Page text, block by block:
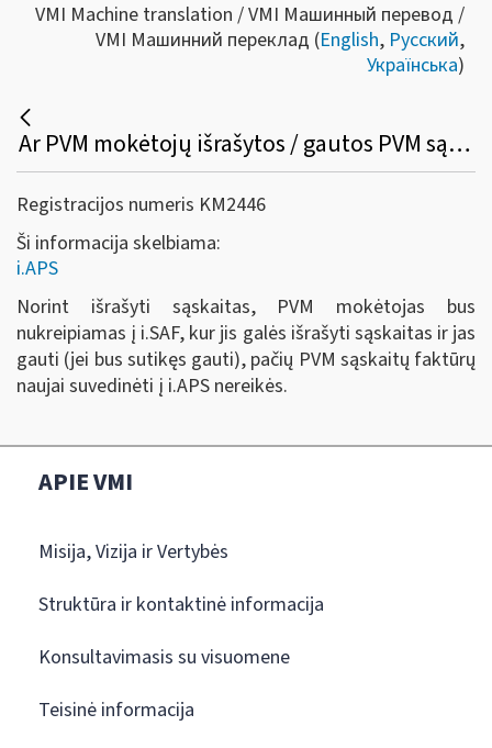
VMI Machine translation / VMI Машинный перевод /
VMI Машинний переклад (English, Русский,
Українська)
Ar PVM mokėtojų išrašytos / gautos PVM sąskaitos faktūros iš i.SAF bus perkeltos į i.APS, ar reikės dar kartą iš naujo patiems suvesti į i.APS?
Registracijos numeris KM2446
Ši informacija skelbiama:
i.APS
Norint išrašyti sąskaitas, PVM mokėtojas bus
nukreipiamas į i.SAF, kur jis galės išrašyti sąskaitas ir jas
gauti (jei bus sutikęs gauti), pačių PVM sąskaitų faktūrų
naujai suvedinėti į i.APS nereikės.
APIE VMI
Misija, Vizija ir Vertybės
Struktūra ir kontaktinė informacija
Konsultavimasis su visuomene
Teisinė informacija